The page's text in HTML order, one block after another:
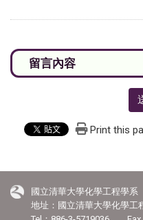
Print this
國立清華大學化學工程學
地址：國立清華大學化學工